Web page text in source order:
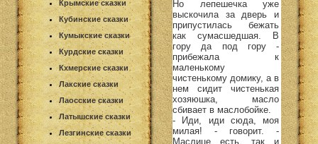
Крымские сказки
Кубинские сказки
Кумыкские сказки
Курдские сказки
Кхмерские сказки
Лакские сказки
Лаосские сказки
Латышские сказки
Лезгинские сказки
Но лепешечка уже
выскочила за дверь и
припустилась бежать
как сумасшедшая. В
гору да под гору -
прибежала к
маленькому
чистенькому домику, а в
нем сидит чистенькая
хозяюшка, масло
сбивает в маслобойке.
- Иди, иди сюда, моя
милая! - говорит. -
Маслице есть, так и